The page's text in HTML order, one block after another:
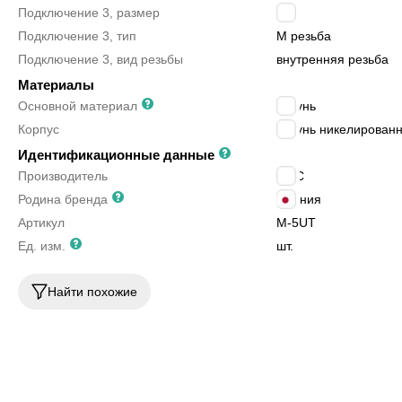
Подключение 3, размер
Подключение 3, тип
M резьба
Подключение 3, вид резьбы
внутренняя резьба
Материалы
Основной материал
латунь
Корпус
латунь
Идентификационные данные
Производитель
SMC
Родина бренда
Япония
Артикул
M-5UT
Ед. изм.
шт.
Найти похожие